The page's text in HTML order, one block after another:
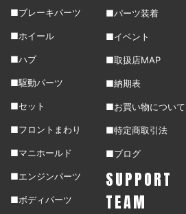
■ブレーキパーツ
■ホイール
■ハブ
■駆動パーツ
■セット
■フロントまわり
■マニホールド
■エンジンパーツ
■ボディパーツ
■パーツ装着
■イベント
■取扱店MAP
■納期表
■お買い物について
■特定商取引法
■ブログ
SUPPORT
TEAM